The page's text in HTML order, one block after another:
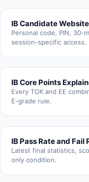
IB Candidate
Personal code, PIN, 30-
session-specific access.
IB Core Points
Every TOK and EE
E-grade rule.
IB Pass Rate and Fail
Latest final statistics,
only condition.